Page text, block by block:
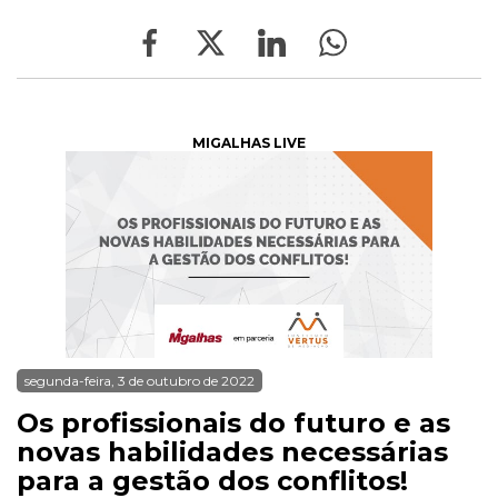
MIGALHAS LIVE
segunda-feira, 3 de outubro de 2022
Os profissionais do futuro e as
novas habilidades necessárias
para a gestão dos conflitos!